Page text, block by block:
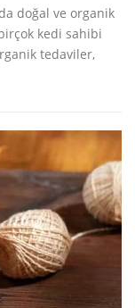
doğal ve organik
kedi sahibi
tedaviler,